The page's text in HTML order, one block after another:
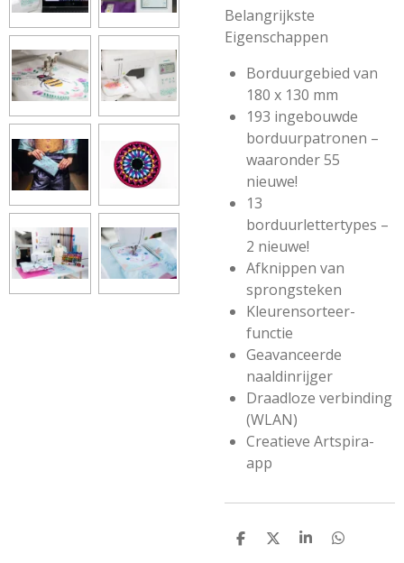
Belangrijkste
Eigenschappen
Borduurgebied van
180 x 130 mm
193 ingebouwde
borduurpatronen –
waaronder 55
nieuwe!
13
borduurlettertypes –
2 nieuwe!
Afknippen van
sprongsteken
Kleurensorteer-
functie
Geavanceerde
naaldinrijger
Draadloze verbinding
(WLAN)
Creatieve Artspira-
app
D
D
S
D